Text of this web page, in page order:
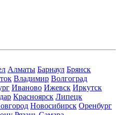
Алматы Барнаул Брянск
Владимир Волгоград
Иваново Ижевск Иркутск
Красноярск Липецк
Новосибирск Оренбург